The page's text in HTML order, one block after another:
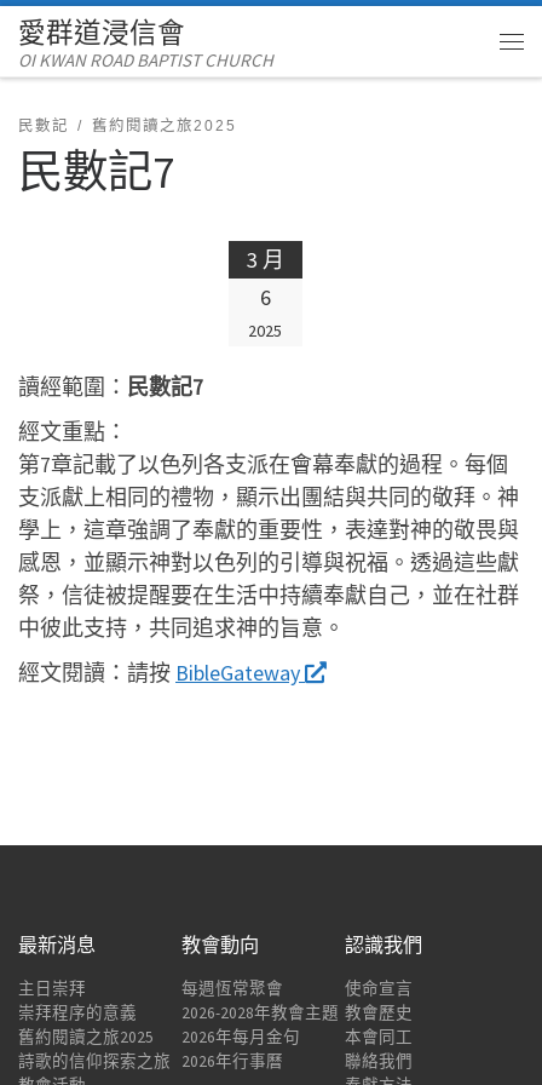
Skip to content
愛群道浸信會
OI KWAN ROAD BAPTIST CHURCH
民數記 舊約閱讀之旅2025
民數記7
3 月
6
2025
讀經範圍： 民數記7
經文重點：
第7章記載了以色列各支派在會幕奉獻的過程。每個
支派獻上相同的禮物，顯示出團結與共同的敬拜。神
學上，這章強調了奉獻的重要性，表達對神的敬畏與
感恩，並顯示神對以色列的引導與祝福。透過這些獻
祭，信徒被提醒要在生活中持續奉獻自己，並在社群
中彼此支持，共同追求神的旨意。
經文閱讀： 請按 BibleGateway
最新消息
主日崇拜
崇拜程序的意義
舊約閱讀之旅2025
詩歌的信仰探索之旅
教會動向
每週恆常聚會
2026-2028年教會主題
2026年每月金句
2026年行事曆
認識我們
使命宣言
教會歷史
本會同工
聯絡我們